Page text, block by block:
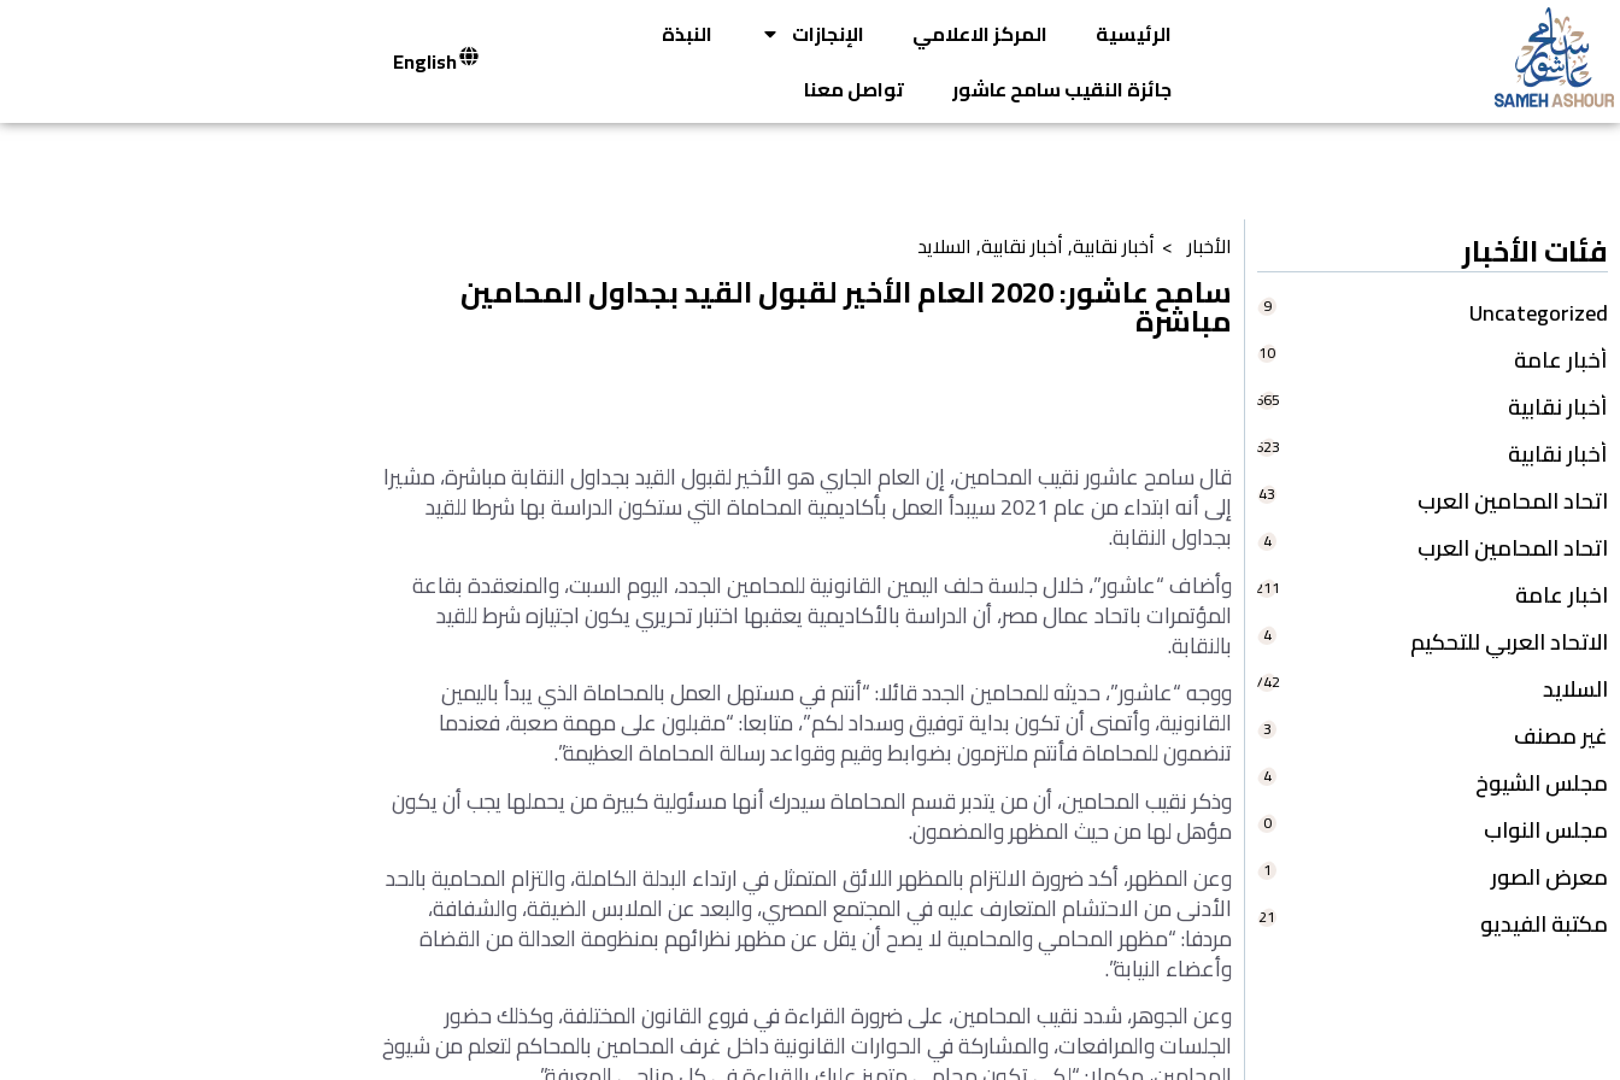
الرئيسية المركز الاعلامي الإنجازات
النبذة
جائزة النقيب سامح عاشور
تواصل معنا
English
فئات الأخبار
Uncategorized
9
أخبار عامة 10
أخبار نقابية 665
أخبار نقابية 623
اتحاد المحامين العرب 43
اتحاد المحامين العرب 4
اخبار عامة 211
الاتحاد العربي للتحكيم 4
السلايد 742
غير مصنف 3
مجلس الشيوخ 4
مجلس النواب 0
معرض الصور 1
مكتبة الفيديو 21
الأخبار > أخبار نقابية,أخبار نقابية, السلايد
سامح عاشور: 2020 العام الأخير لقبول القيد بجداول المحامين
مباشرة
قال سامح عاشور نقيب المحامين، إن العام الجاري هو الأخير لقبول القيد بجداول النقابة مباشرة، مشيرا
إلى أنه ابتداء من عام 2021 سيبدأ العمل بأكاديمية المحاماة التي ستكون الدراسة بها شرطا للقيد
بجداول النقابة.
وأضاف “عاشور”، خلال جلسة حلف اليمين القانونية للمحامين الجدد، اليوم السبت، والمنعقدة بقاعة
المؤتمرات باتحاد عمال مصر، أن الدراسة بالأكاديمية يعقبها اختبار تحريري يكون اجتيازه شرط للقيد
بالنقابة.
ووجه “عاشور”، حديثه للمحامين الجدد قائلا: “أنتم في مستهل العمل بالمحاماة الذي يبدأ باليمين
القانونية، وأتمنى أن تكون بداية توفيق وسداد لكم”، متابعا: “مقبلون على مهمة صعبة، فعندما
تنضمون للمحاماة فأنتم ملتزمون بضوابط وقيم وقواعد رسالة المحاماة العظيمة”.
وذكر نقيب المحامين، أن من يتدبر قسم المحاماة سيدرك أنها مسئولية كبيرة من يحملها يجب أن يكون
مؤهل لها من حيث المظهر والمضمون.
وعن المظهر، أكد ضرورة الالتزام بالمظهر اللائق المتمثل في ارتداء البدلة الكاملة، والتزام المحامية بالحد
الأدنى من الاحتشام المتعارف عليه في المجتمع المصري، والبعد عن الملابس الضيقة، والشفافة،
مردفا: “مظهر المحامي والمحامية لا يصح أن يقل عن مظهر نظرائهم بمنظومة العدالة من القضاة
وأعضاء النيابة”.
وعن الجوهر، شدد نقيب المحامين، على ضرورة القراءة في فروع القانون المختلفة، وكذلك حضور
الجلسات والمرافعات، والمشاركة في الحوارات القانونية داخل غرف المحامين بالمحاكم لتعلم من شيوخ